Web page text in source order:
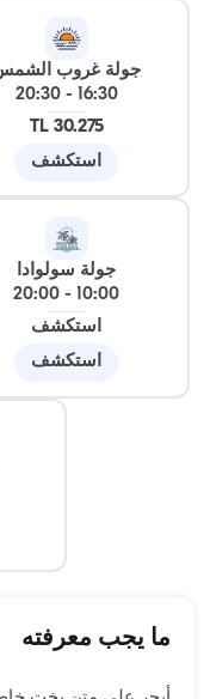
جولة غروب
16:30
-
20:30
30.275 TL
استكشف
جولة سولوادا
10:00
-
20:00
استكشف
استكشف
ما يجب معرفته